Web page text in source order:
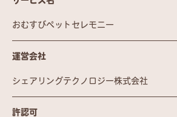
おむすびペットセレモニー
運営会社
シェアリングテクノロジー株式会社
許認可